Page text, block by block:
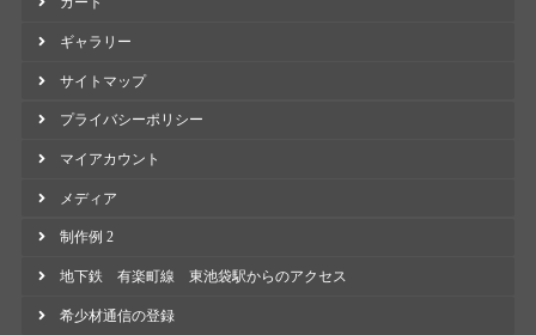
ギャラリー
サイトマップ
プライバシーポリシー
マイアカウント
メディア
制作例 2
地下鉄 有楽町線 東池袋駅からのアクセス
希少材通信の登録